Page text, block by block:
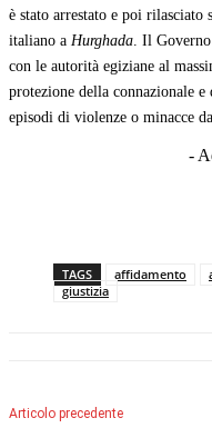
è stato arrestato e poi rilasciato
italiano a Hurghada. Il Governo
con le autorità egiziane al
protezione della connazionale
episodi di violenze o minacce
-
TAGS affidamento
giustizia
Articolo precedente